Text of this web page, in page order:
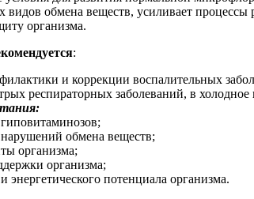
видов обмена веществ, усиливает процессы
организма.
:
и коррекции воспалительных
респираторных заболеваний, в
обмена веществ;
организма;
организма;
потенциала организма.